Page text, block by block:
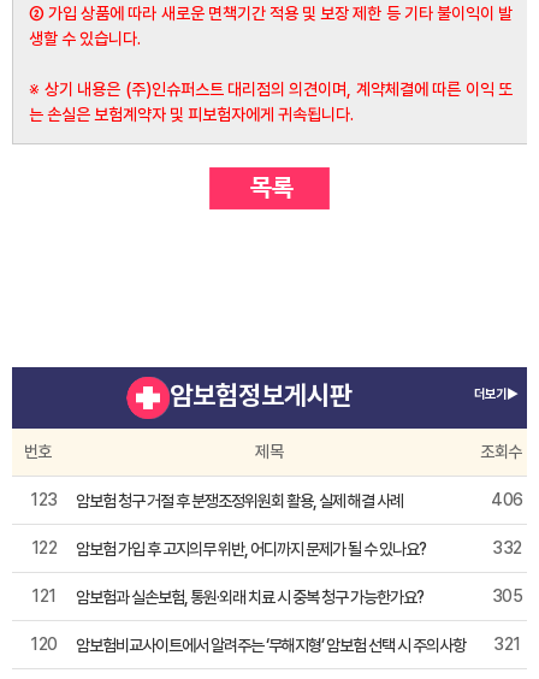
② 가입 상품에 따라 새로운 면책기간 적용 및 보장 제한 등 기타 불이익이 발
생할 수 있습니다.
※ 상기 내용은 (주)인슈퍼스트 대리점의 의견이며, 계약체결에 따른 이익 또
는 손실은 보험계약자 및 피보험자에게 귀속됩니다.
암보험정보게시판 더보기▶
번호 제목 조회수
123 암보험 청구 거절 후 분쟁조정위원회 활용, 실제 해결 사례 406
122 암보험 가입 후 고지의무 위반, 어디까지 문제가 될 수 있나요? 332
121 암보험과 실손보험, 통원·외래 치료 시 중복 청구 가능한가요? 305
120 암보험비교사이트에서 알려주는 ‘무해지형’ 암보험 선택 시 주의사항 321